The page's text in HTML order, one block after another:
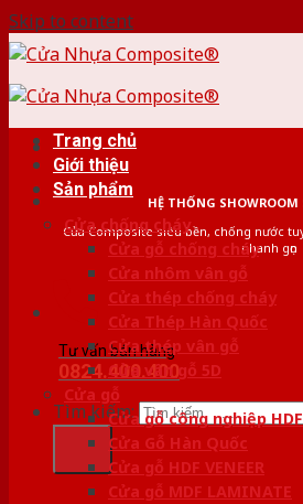
Skip to content
HỆ THỐNG
Cửa Composite siêu bền, chống nước
nhanh gọn
Tư vấn bán hàng
0824.400.400
Tìm kiếm:
Trang chủ
Giới thiệu
Sản phẩm
Cửa chống cháy
Cửa gỗ chống cháy
Cửa nhôm vân gỗ
Cửa thép chống cháy
Cửa Thép Hàn Quốc
Cửa thép vân gỗ
Cửa vân gỗ 5D
Cửa gỗ
Cửa gỗ công nghiệp HDF
Cửa Gỗ Hàn Quốc
Cửa gỗ HDF VENEER
Cửa gỗ MDF LAMINATE